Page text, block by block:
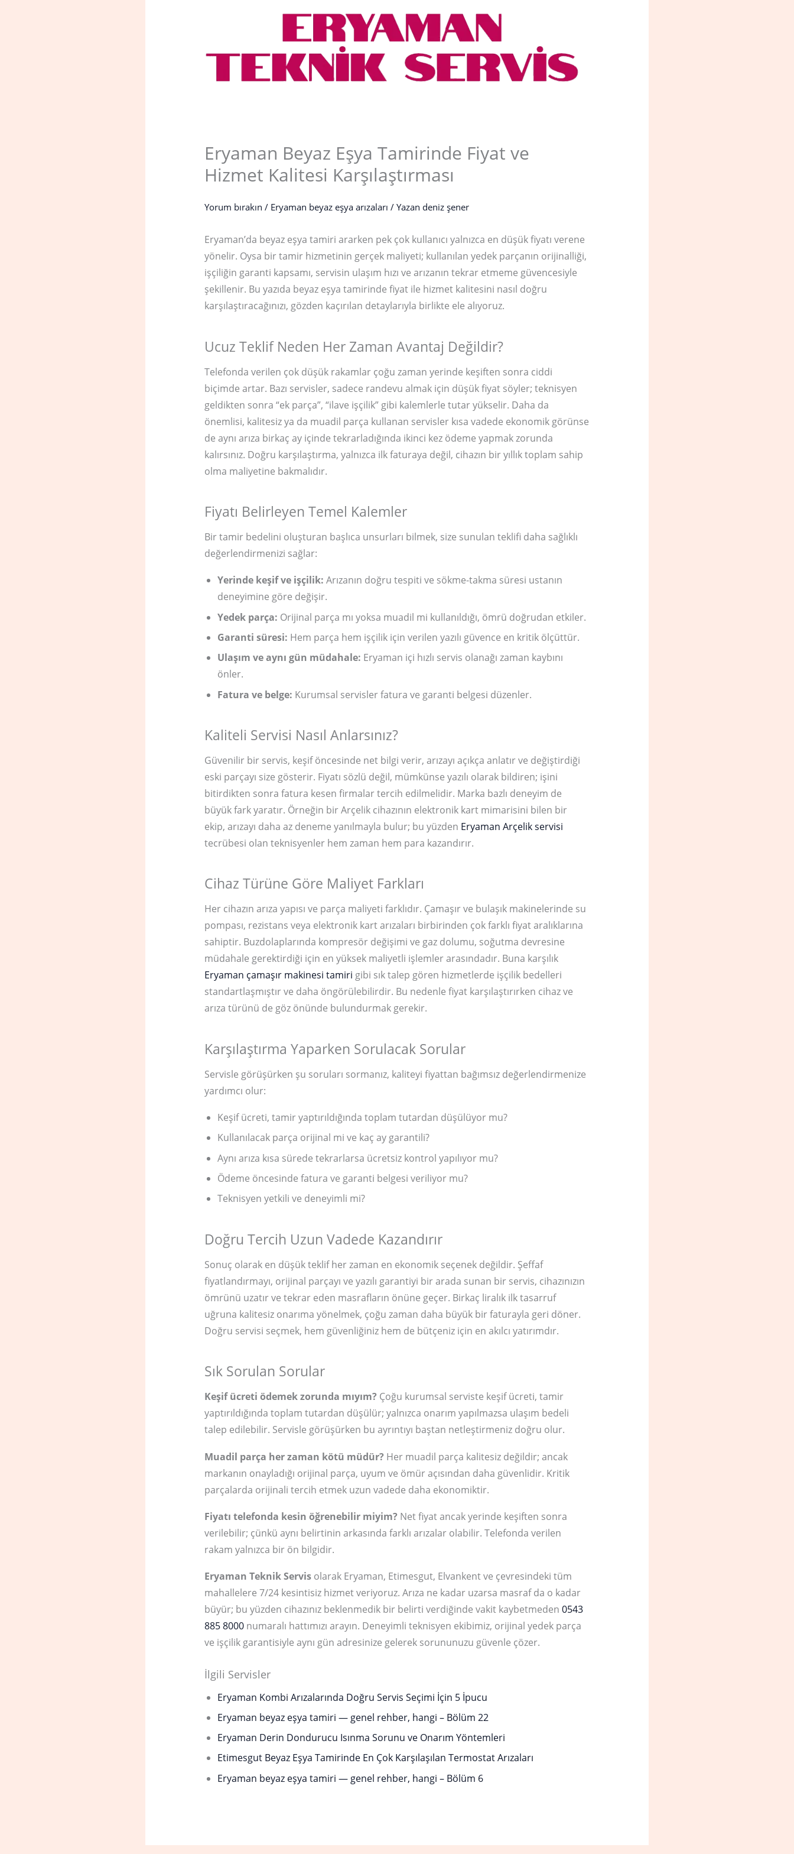
Eryaman Beyaz Eşya Tamirinde Fiyat ve
Hizmet Kalitesi Karşılaştırması
Yorum bırakın / Eryaman beyaz eşya arızaları / Yazan deniz şener
Eryaman’da beyaz eşya tamiri ararken pek çok kullanıcı yalnızca en düşük fiyatı verene
yönelir. Oysa bir tamir hizmetinin gerçek maliyeti; kullanılan yedek parçanın orijinalliği,
işçiliğin garanti kapsamı, servisin ulaşım hızı ve arızanın tekrar etmeme güvencesiyle
şekillenir. Bu yazıda beyaz eşya tamirinde fiyat ile hizmet kalitesini nasıl doğru
karşılaştıracağınızı, gözden kaçırılan detaylarıyla birlikte ele alıyoruz.
Ucuz Teklif Neden Her Zaman Avantaj Değildir?
Telefonda verilen çok düşük rakamlar çoğu zaman yerinde keşiften sonra ciddi
biçimde artar. Bazı servisler, sadece randevu almak için düşük fiyat söyler; teknisyen
geldikten sonra “ek parça”, “ilave işçilik” gibi kalemlerle tutar yükselir. Daha da
önemlisi, kalitesiz ya da muadil parça kullanan servisler kısa vadede ekonomik görünse
de aynı arıza birkaç ay içinde tekrarladığında ikinci kez ödeme yapmak zorunda
kalırsınız. Doğru karşılaştırma, yalnızca ilk faturaya değil, cihazın bir yıllık toplam sahip
olma maliyetine bakmalıdır.
Fiyatı Belirleyen Temel Kalemler
Bir tamir bedelini oluşturan başlıca unsurları bilmek, size sunulan teklifi daha sağlıklı
değerlendirmenizi sağlar:
Yerinde keşif ve işçilik: Arızanın doğru tespiti ve sökme-takma süresi ustanın
deneyimine göre değişir.
Yedek parça: Orijinal parça mı yoksa muadil mi kullanıldığı, ömrü doğrudan etkiler.
Garanti süresi: Hem parça hem işçilik için verilen yazılı güvence en kritik ölçüttür.
Ulaşım ve aynı gün müdahale: Eryaman içi hızlı servis olanağı zaman kaybını
önler.
Fatura ve belge: Kurumsal servisler fatura ve garanti belgesi düzenler.
Kaliteli Servisi Nasıl Anlarsınız?
Güvenilir bir servis, keşif öncesinde net bilgi verir, arızayı açıkça anlatır ve değiştirdiği
eski parçayı size gösterir. Fiyatı sözlü değil, mümkünse yazılı olarak bildiren; işini
bitirdikten sonra fatura kesen firmalar tercih edilmelidir. Marka bazlı deneyim de
büyük fark yaratır. Örneğin bir Arçelik cihazının elektronik kart mimarisini bilen bir
ekip, arızayı daha az deneme yanılmayla bulur; bu yüzden Eryaman Arçelik servisi
tecrübesi olan teknisyenler hem zaman hem para kazandırır.
Cihaz Türüne Göre Maliyet Farkları
Her cihazın arıza yapısı ve parça maliyeti farklıdır. Çamaşır ve bulaşık makinelerinde su
pompası, rezistans veya elektronik kart arızaları birbirinden çok farklı fiyat aralıklarına
sahiptir. Buzdolaplarında kompresör değişimi ve gaz dolumu, soğutma devresine
müdahale gerektirdiği için en yüksek maliyetli işlemler arasındadır. Buna karşılık
Eryaman çamaşır makinesi tamiri gibi sık talep gören hizmetlerde işçilik bedelleri
standartlaşmıştır ve daha öngörülebilirdir. Bu nedenle fiyat karşılaştırırken cihaz ve
arıza türünü de göz önünde bulundurmak gerekir.
Karşılaştırma Yaparken Sorulacak Sorular
Servisle görüşürken şu soruları sormanız, kaliteyi fiyattan bağımsız değerlendirmenize
yardımcı olur:
Keşif ücreti, tamir yaptırıldığında toplam tutardan düşülüyor mu?
Kullanılacak parça orijinal mi ve kaç ay garantili?
Aynı arıza kısa sürede tekrarlarsa ücretsiz kontrol yapılıyor mu?
Ödeme öncesinde fatura ve garanti belgesi veriliyor mu?
Teknisyen yetkili ve deneyimli mi?
Doğru Tercih Uzun Vadede Kazandırır
Sonuç olarak en düşük teklif her zaman en ekonomik seçenek değildir. Şeffaf
fiyatlandırmayı, orijinal parçayı ve yazılı garantiyi bir arada sunan bir servis, cihazınızın
ömrünü uzatır ve tekrar eden masrafların önüne geçer. Birkaç liralık ilk tasarruf
uğruna kalitesiz onarıma yönelmek, çoğu zaman daha büyük bir faturayla geri döner.
Doğru servisi seçmek, hem güvenliğiniz hem de bütçeniz için en akılcı yatırımdır.
Sık Sorulan Sorular
Keşif ücreti ödemek zorunda mıyım? Çoğu kurumsal serviste keşif ücreti, tamir
yaptırıldığında toplam tutardan düşülür; yalnızca onarım yapılmazsa ulaşım bedeli
talep edilebilir. Servisle görüşürken bu ayrıntıyı baştan netleştirmeniz doğru olur.
Muadil parça her zaman kötü müdür? Her muadil parça kalitesiz değildir; ancak
markanın onayladığı orijinal parça, uyum ve ömür açısından daha güvenlidir. Kritik
parçalarda orijinali tercih etmek uzun vadede daha ekonomiktir.
Fiyatı telefonda kesin öğrenebilir miyim? Net fiyat ancak yerinde keşiften sonra
verilebilir; çünkü aynı belirtinin arkasında farklı arızalar olabilir. Telefonda verilen
rakam yalnızca bir ön bilgidir.
Eryaman Teknik Servis olarak Eryaman, Etimesgut, Elvankent ve çevresindeki tüm
mahallelere 7/24 kesintisiz hizmet veriyoruz. Arıza ne kadar uzarsa masraf da o kadar
büyür; bu yüzden cihazınız beklenmedik bir belirti verdiğinde vakit kaybetmeden0543
885 8000 numaralı hattımızı arayın. Deneyimli teknisyen ekibimiz, orijinal yedek parça
ve işçilik garantisiyle aynı gün adresinize gelerek sorununuzu güvenle çözer.
İlgili Servisler
Eryaman Kombi Arızalarında Doğru Servis Seçimi İçin 5 İpucu
Eryaman beyaz eşya tamiri — genel rehber, hangi – Bölüm 22
Eryaman Derin Dondurucu Isınma Sorunu ve Onarım Yöntemleri
Etimesgut Beyaz Eşya Tamirinde En Çok Karşılaşılan Termostat Arızaları
Eryaman beyaz eşya tamiri — genel rehber, hangi – Bölüm 6